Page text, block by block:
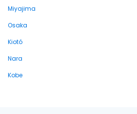
Miyajima
Osaka
Kiotó
Nara
Kobe